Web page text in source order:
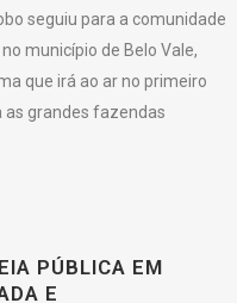
seguiu para a comunidade
município de Belo Vale,
que irá ao ar no primeiro
grandes fazendas
PÚBLICA EM
E